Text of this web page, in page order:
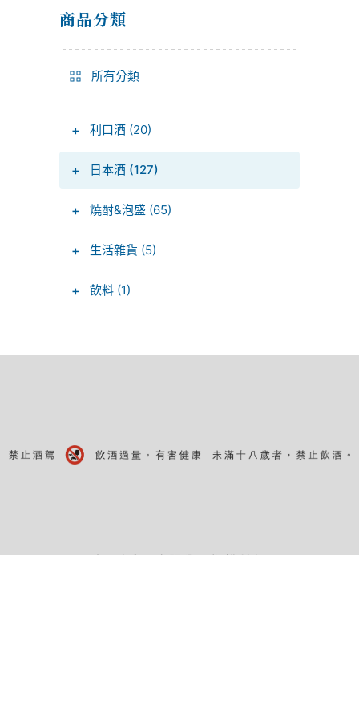
商品分類
所有分類
+ 利口酒 (20)
+ 日本酒 (127)
+ 燒酎&泡盛 (65)
+ 生活雜貨 (5)
+ 飲料 (1)